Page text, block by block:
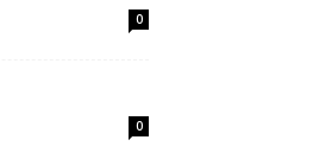
0
0